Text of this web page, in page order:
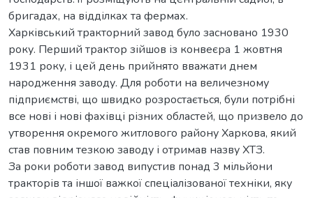
бригадах, на відділках та фермах.
Харківський тракторний завод було засновано 1930
року. Перший трактор зійшов із конвеєра 1 жовтня
1931 року, і цей день прийнято вважати днем
народження заводу. Для роботи на величезному
підприємстві, що швидко розростається, були потрібні
все нові і нові фахівці різних областей, що призвело до
утворення окремого житлового району Харкова, який
став повним тезкою заводу і отримав назву ХТЗ.
За роки роботи завод випустив понад 3 мільйони
тракторів та іншої важкої спеціалізованої техніки, яку